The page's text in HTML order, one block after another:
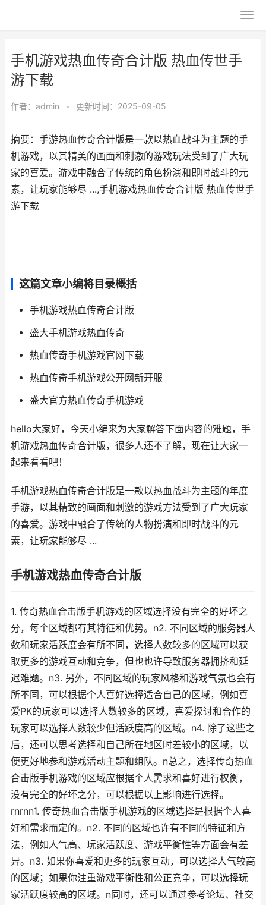
手机游戏热血传奇合计版 热血传世手
游下载
作者： admin • 更新时间：2025-09-05
摘要：手游热血传奇合计版是一款以热血战斗为主题的手
机游戏，以其精美的画面和刺激的游戏玩法受到了广大玩
家的喜爱。游戏中融合了传统的角色扮演和即时战斗的元
素，让玩家能够尽 ...,手机游戏热血传奇合计版 热血传世手
游下载
这篇文章小编将目录概括
手机游戏热血传奇合计版
盛大手机游戏热血传奇
热血传奇手机游戏官网下载
热血传奇手机游戏公开网新开服
盛大官方热血传奇手机游戏
hello大家好，今天小编来为大家解答下面内容的难题，手
机游戏热血传奇合计版，很多人还不了解，现在让大家一
起来看看吧！
手机游戏热血传奇合计版是一款以热血战斗为主题的年度
手游，以其精致的画面和刺激的游戏方法受到了广大玩家
的喜爱。游戏中融合了传统的人物扮演和即时战斗的元
素，让玩家能够尽 ...
手机游戏热血传奇合计版
1. 传奇热血合击版手机游戏的区域选择没有完全的好坏之
分，每个区域都有其特征和优势。n2. 不同区域的服务器人
数和玩家活跃度会有所不同，选择人数较多的区域可以获
取更多的游戏互动和竞争，但也也许导致服务器拥挤和延
迟难题。n3. 另外，不同区域的玩家风格和游戏气氛也会有
所不同，可以根据个人喜好选择适合自己的区域，例如喜
爱PK的玩家可以选择人数较多的区域，喜爱探讨和合作的
玩家可以选择人数较少但活跃度高的区域。n4. 除了这些之
后，还可以思考选择和自己所在地区时差较小的区域，以
便更好地参和游戏活动主题和组队。n总之，选择传奇热血
合击版手机游戏的区域应根据个人需求和喜好进行权衡，
没有完全的好坏之分，可以根据以上影响进行选择。
rnrnn1. 传奇热血合击版手机游戏的区域选择是根据个人喜
好和需求而定的。n2. 不同的区域也许有不同的特征和方
法，例如人气高、玩家活跃度、游戏平衡性等方面会有差
异。n3. 如果你喜爱和更多的玩家互动，可以选择人气较高
的区域；如果你注重游戏平衡性和公正竞争，可以选择玩
家活跃度较高的区域。n同时，还可以通过参考论坛、社交